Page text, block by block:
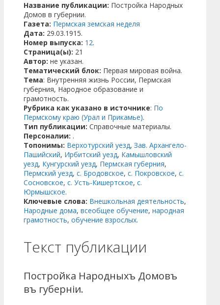
Название публикации: Постройка Народных
Домов в губернии.
Газета: Пермская земская неделя
Дата: 29.03.1915.
Номер выпуска: 12.
Страница(ы): 21
Автор: не указан.
Тематический блок: Первая мировая война.
Тема: Внутренняя жизнь России, Пермская
губерния, Народное образование и
грамотность.
Рубрика как указано в источнике: По
Пермскому краю (Урал и Прикамье).
Тип публикации: Справочные материалы.
Персоналии: .
Топонимы: Верхотурский уезд, Зав. Архангело-
Пашийский, Ирбитский уезд, Камышловский
уезд, Кунгурский уезд, Пермская губерния,
Пермский уезд, с. Бродовское, с. Покровское, с.
Сосновское, с. Усть-Кишертское, с.
Юрмышское.
Ключевые слова: Внешкольная деятельность,
Народные дома, всеобщее обучение, народная
грамотность, обучение взрослых.
Текст публикации
Постройка Народныхъ Домовъ
въ губерніи.